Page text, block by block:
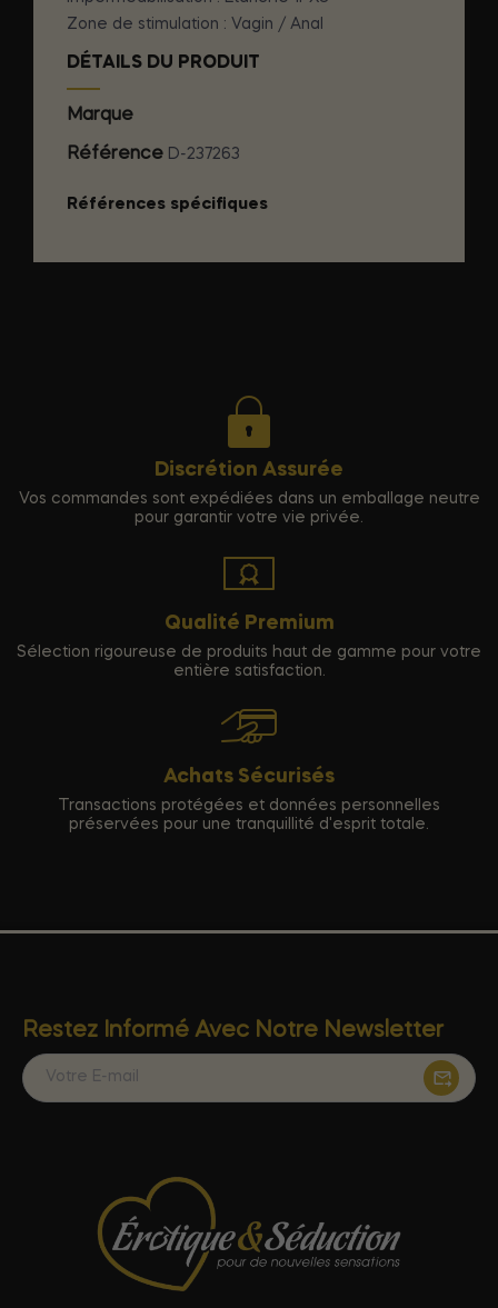
Zone de stimulation : Vagin / Anal
DÉTAILS DU PRODUIT
Marque
Référence D-237263
Références spécifiques
Discrétion Assurée
Vos commandes sont expédiées dans un emballage neutre
pour garantir votre vie privée.
Qualité Premium
Sélection rigoureuse de produits haut de gamme pour votre
entière satisfaction.
Achats Sécurisés
Transactions protégées et données personnelles
préservées pour une tranquillité d'esprit totale.
Restez Informé Avec Notre Newsletter